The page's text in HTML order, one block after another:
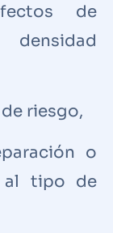
de
densidad
riesgo,
o
al tipo de